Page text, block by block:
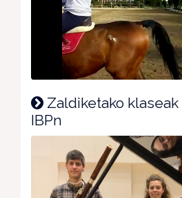
Zaldiketako klaseak
IBPn